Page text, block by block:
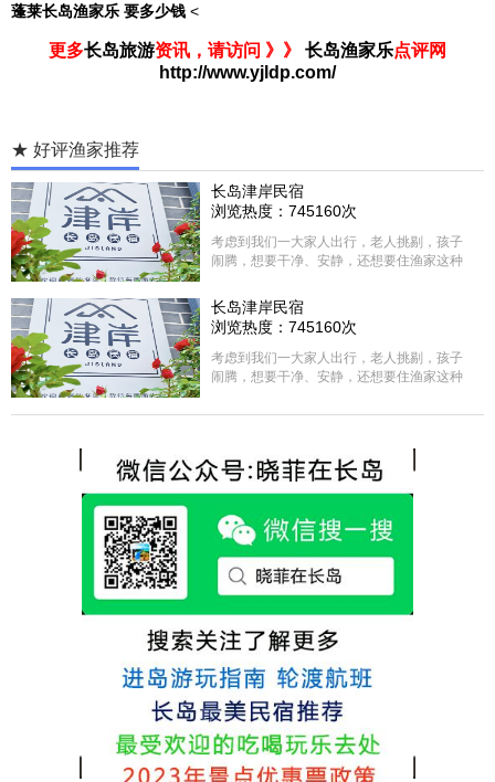
蓬莱长岛渔家乐 要多少钱 <
更多长岛旅游资讯，请访问 》》 长岛渔家乐点评网
http://www.yjldp.com/
★ 好评渔家推荐
长岛津岸民宿
浏览热度：745160次
考虑到我们一大家人出行，老人挑剔，孩子
闹腾，想要干净、安静，还想要住渔家这种
选择津岸民宿，实际体验客房很干净，饭菜
方面家里老人也很满意，整体饭菜给搭配的
很好，每顿饭也不重样的，海鲜确实是非常
的新鲜呢，另外值得一提的是，他家的海菜
包子非常好吃。 其实长岛可选的酒店、民宿
各不相同，可以根据自己的喜好选择。非常
热情，能根据我提出的需求来安排房间，这
点很好。
长岛津岸民宿
浏览热度：745160次
考虑到我们一大家人出行，老人挑剔，孩子
闹腾，想要干净、安静，还想要住渔家这种
选择津岸民宿，实际体验客房很干净，饭菜
很好，每顿饭也不重样的，海鲜确实是非常
的新鲜呢，另外值得一提的是，他家的海菜
包子非常好吃。 其实长岛可选的酒店、民宿
各不相同，可以根据自己的喜好选择。非常
推荐津岸民宿，关键是老板娘晓菲很细心、
热情，能根据我提出的需求来安排房间，这
点很好。